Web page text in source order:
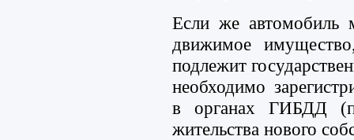
Если же автомобиль
движимое
подлежит
необходимо
в органах ГИБДД
жительства нового